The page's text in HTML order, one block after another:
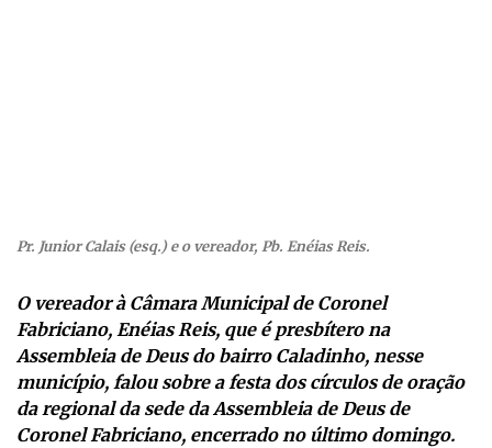
Pr. Junior Calais (esq.) e o vereador, Pb. Enéias Reis.
O vereador à Câmara Municipal de Coronel
Fabriciano, Enéias Reis, que é presbítero na
Assembleia de Deus do bairro Caladinho, nesse
município, falou sobre a festa dos círculos de oração
da regional da sede da Assembleia de Deus de
Coronel Fabriciano, encerrado no último domingo.